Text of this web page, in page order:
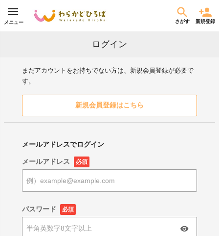
メニュー さがす 新規登録
ログイン
まだアカウントをお持ちでない方は、新規会員登録が必要で
す。
新規会員登録はこちら
メールアドレスでログイン
メールアドレス 必須
パスワード 必須